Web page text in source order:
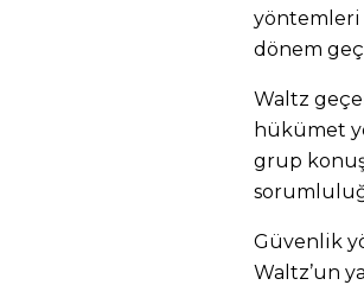
yöntemleri
dönem
Waltz
hükümet
grup
Güvenlik
Waltz’un